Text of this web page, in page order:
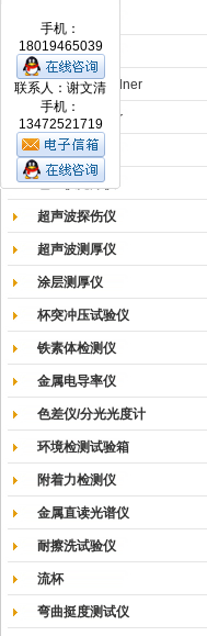
手机：
18019465039
联系人：谢文清
手机：
13472521719
涂膜机
德国Erichsen
德国BYK-Gardner
英国Elcometer
耐磨试验机
色差仪光泽仪
超声波探伤仪
超声波测厚仪
涂层测厚仪
杯突冲压试验仪
铁素体检测仪
金属电导率仪
色差仪/分光光度计
环境检测试验箱
附着力检测仪
金属直读光谱仪
耐擦洗试验仪
流杯
弯曲挺度测试仪